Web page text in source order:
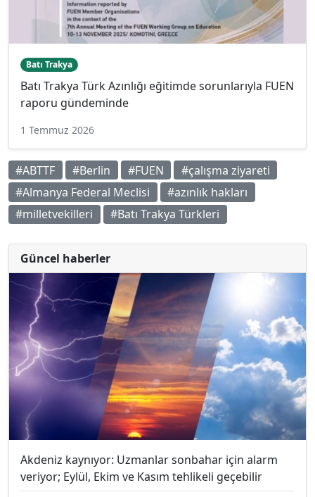
Batı Trakya
Batı Trakya Türk Azınlığı eğitimde sorunlarıyla FUEN
raporu gündeminde
1 Temmuz 2026
#ABTTF #Berlin #FUEN
#çalışma ziyareti
#Almanya Federal Meclisi
#azınlık hakları
#milletvekilleri
#Batı Trakya Türkleri
Güncel haberler
Akdeniz kaynıyor: Uzmanlar sonbahar için alarm
veriyor; Eylül, Ekim ve Kasım tehlikeli geçebilir